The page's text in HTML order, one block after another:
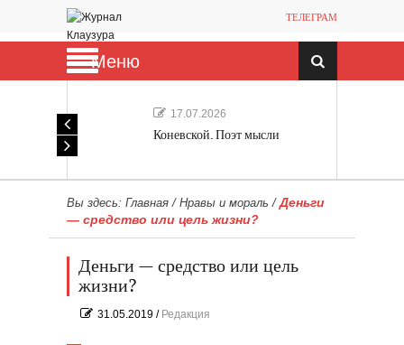
ТЕЛЕГРАМ
Меню
17.07.2026
Коневской. Поэт мысли
Вы здесь: Главная / Нравы и мораль /Деньги
— средство или цель жизни?
Деньги — средство или цель
жизни?
31.05.2019 / Редакция